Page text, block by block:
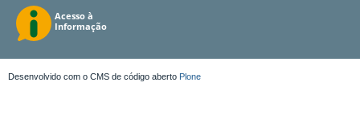
Desenvolvido com o CMS de código aberto Plone